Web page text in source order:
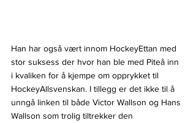
Han har også vært innom HockeyEttan med
stor suksess der hvor han ble med Piteå inn
i kvaliken for å kjempe om opprykket til
HockeyAllsvenskan. I tillegg er det ikke til å
unngå linken til både Victor Wallson og Hans
Wallson som trolig tiltrekker den